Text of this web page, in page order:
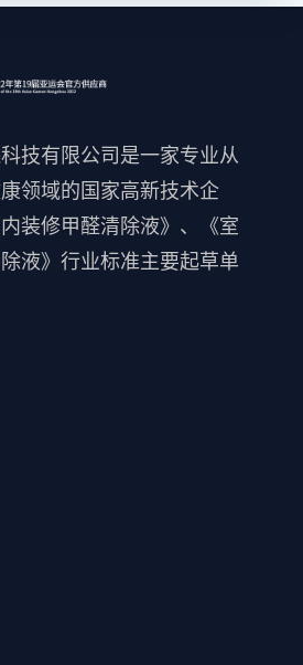
技有限公司是一家专业从
领域的国家高新技术企
装修甲醛清除液》、《室
液》行业标准主要起草单